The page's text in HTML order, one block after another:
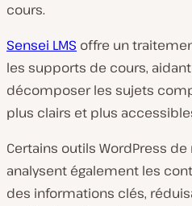
cours.
Sensei LMS offre un
les supports de cours,
décomposer les sujets
plus clairs et plus
Certains outils WordPress
analysent également les
des informations clés,